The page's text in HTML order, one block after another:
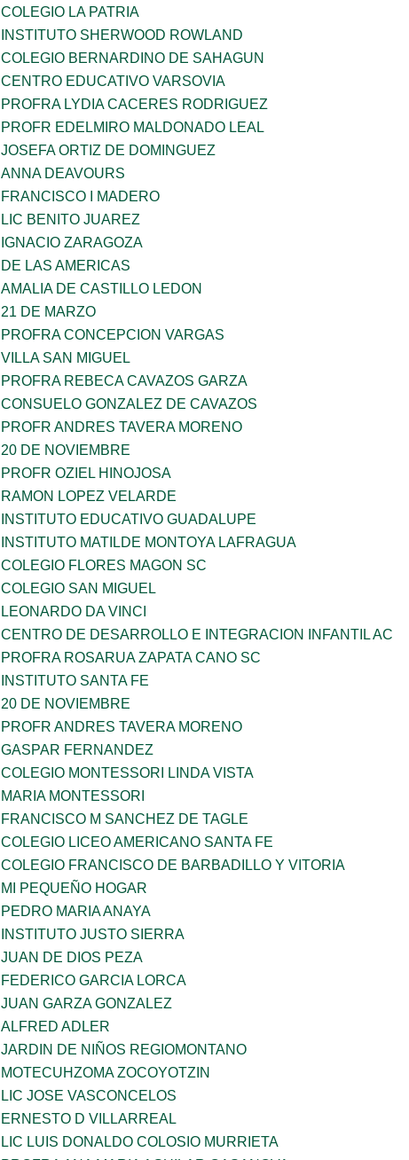
COLEGIO LA PATRIA
INSTITUTO SHERWOOD ROWLAND
COLEGIO BERNARDINO DE SAHAGUN
CENTRO EDUCATIVO VARSOVIA
PROFRA LYDIA CACERES RODRIGUEZ
PROFR EDELMIRO MALDONADO LEAL
JOSEFA ORTIZ DE DOMINGUEZ
ANNA DEAVOURS
FRANCISCO I MADERO
LIC BENITO JUAREZ
IGNACIO ZARAGOZA
DE LAS AMERICAS
AMALIA DE CASTILLO LEDON
21 DE MARZO
PROFRA CONCEPCION VARGAS
VILLA SAN MIGUEL
PROFRA REBECA CAVAZOS GARZA
CONSUELO GONZALEZ DE CAVAZOS
PROFR ANDRES TAVERA MORENO
20 DE NOVIEMBRE
PROFR OZIEL HINOJOSA
RAMON LOPEZ VELARDE
INSTITUTO EDUCATIVO GUADALUPE
INSTITUTO MATILDE MONTOYA LAFRAGUA
COLEGIO FLORES MAGON SC
COLEGIO SAN MIGUEL
LEONARDO DA VINCI
CENTRO DE DESARROLLO E INTEGRACION INFANTIL AC
PROFRA ROSARUA ZAPATA CANO SC
INSTITUTO SANTA FE
20 DE NOVIEMBRE
PROFR ANDRES TAVERA MORENO
GASPAR FERNANDEZ
COLEGIO MONTESSORI LINDA VISTA
MARIA MONTESSORI
FRANCISCO M SANCHEZ DE TAGLE
COLEGIO LICEO AMERICANO SANTA FE
COLEGIO FRANCISCO DE BARBADILLO Y VITORIA
MI PEQUEÑO HOGAR
PEDRO MARIA ANAYA
INSTITUTO JUSTO SIERRA
JUAN DE DIOS PEZA
FEDERICO GARCIA LORCA
JUAN GARZA GONZALEZ
ALFRED ADLER
JARDIN DE NIÑOS REGIOMONTANO
MOTECUHZOMA ZOCOYOTZIN
LIC JOSE VASCONCELOS
ERNESTO D VILLARREAL
LIC LUIS DONALDO COLOSIO MURRIETA